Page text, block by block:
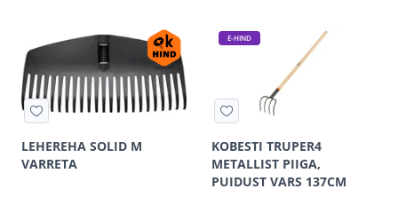
LEHEREHA SOLID M
VARRETA
E-HIND
KOBESTI TRUPER4
METALLIST PIIGA,
PUIDUST VARS 137CM